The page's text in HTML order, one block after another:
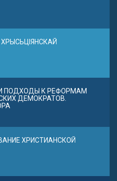
ПОДХОДЫ К РЕФОРМАМ
ДЕМОКРАТОВ.
ХРИСТИАНСКОЙ